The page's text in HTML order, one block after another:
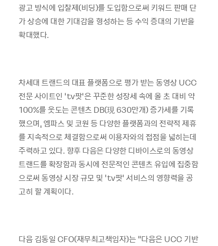
광고 방식에 입찰제(비딩)를 도입함으로써 키워드 판매 단
가 상승에 대한 기대감을 형성하는 등 수익 증대의 기반을
확대했다.
차세대 트랜드의 대표 플랫폼으로 평가 받는 동영상 UCC
전문 사이트인 ‘tv팟’은 꾸준한 성장세 속에 올 초 대비 약
100%를 웃도는 콘텐츠 DB(現 630만개) 증가세를 기록
했으며, 엠파스 및 코원 등 다양한 플랫폼과의 전략적 제휴
를 지속적으로 체결함으로써 이용자와의 접점을 넓히는데
주력하고 있다. 향후 다음은 다양한 디바이스로의 동영상
트랜드를 확장함과 동시에 전문적인 콘텐츠 유입에 집중함
으로써 동영상 시장 규모 및 ‘tv팟’ 서비스의 영향력을 공
고히 할 계획이다.
다음 김동일 CFO(재무최고책임자)는 “다음은 UCC 기반